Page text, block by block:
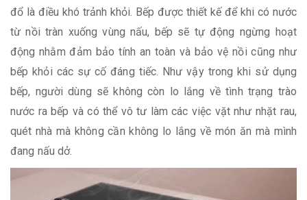
đổ là điều khó trảnh khỏi. Bếp được thiết kế để khi có nước
từ nồi tràn xuống vùng nấu, bếp sẽ tự động ngừng hoạt
động nhằm đảm bảo tính an toàn và bảo vệ nồi cũng như
bếp khỏi các sự cố đáng tiếc. Như vậy trong khi sử dụng
bếp, người dùng sẽ không còn lo lắng về tình trạng trào
nước ra bếp và có thể vô tư làm các việc vặt như nhặt rau,
quét nhà mà không cần không lo lắng về món ăn mà mình
đang nấu dở.